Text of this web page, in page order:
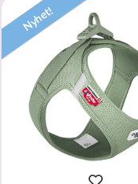
Nyhet!